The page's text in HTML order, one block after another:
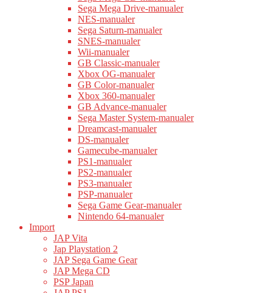
Sega Mega Drive-manualer
NES-manualer
Sega Saturn-manualer
SNES-manualer
Wii-manualer
GB Classic-manualer
Xbox OG-manualer
GB Color-manualer
Xbox 360-manualer
GB Advance-manualer
Sega Master System-manualer
Dreamcast-manualer
DS-manualer
Gamecube-manualer
PS1-manualer
PS2-manualer
PS3-manualer
PSP-manualer
Sega Game Gear-manualer
Nintendo 64-manualer
Import
JAP Vita
Jap Playstation 2
JAP Sega Game Gear
JAP Mega CD
PSP Japan